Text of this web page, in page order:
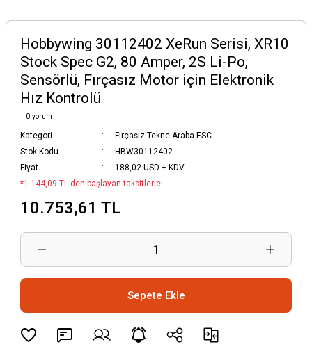
Hobbywing 30112402 XeRun Serisi, XR10
Stock Spec G2, 80 Amper, 2S Li-Po,
Sensörlü, Fırçasız Motor için Elektronik
Hız Kontrolü
0 yorum
Kategori
Fırçasız Tekne Araba ESC
Stok Kodu
HBW30112402
Fiyat
188,02 USD + KDV
*1.144,09 TL den başlayan taksitlerle!
10.753,61 TL
Sepete Ekle